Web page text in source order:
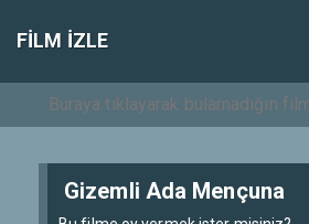
FILM IZLE
Gizemli Ada Mençuna